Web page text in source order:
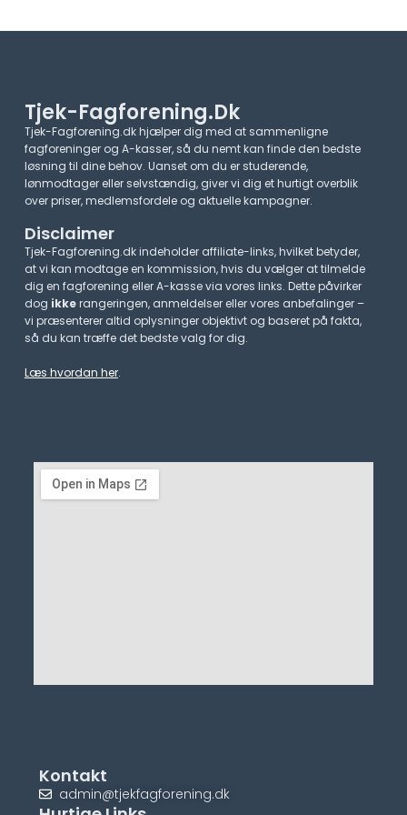
Tjek-Fagforening.dk
Tjek-Fagforening.dk hjælper dig med at sammenligne
fagforeninger og A-kasser, så du nemt kan finde den bedste
løsning til dine behov. Uanset om du er studerende,
lønmodtager eller selvstændig, giver vi dig et hurtigt overblik
over priser, medlemsfordele og aktuelle kampagner.​
Disclaimer
Tjek-Fagforening.dk indeholder affiliate-links, hvilket betyder,
at vi kan modtage en kommission, hvis du vælger at tilmelde
dig en fagforening eller A-kasse via vores links. Dette påvirker
dog ikkerangeringen, anmeldelser eller vores anbefalinger –
vi præsenterer altid oplysninger objektivt og baseret på fakta,
så du kan træffe det bedste valg for dig.
Læs hvordan her.
Kontakt
admin@tjekfagforening.dk